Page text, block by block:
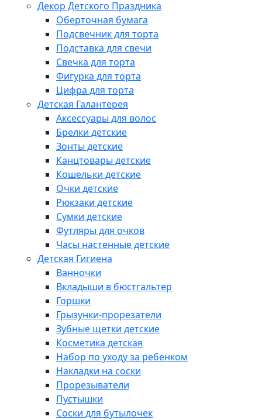
Декор Детского Праздника
Оберточная бумага
Подсвечник для торта
Подставка для свечи
Свечка для торта
Фигурка для торта
Цифра для торта
Детская Галантерея
Аксессуары для волос
Брелки детские
Зонты детские
Канцтовары детские
Кошельки детские
Очки детские
Рюкзаки детские
Сумки детские
Футляры для очков
Часы настенные детские
Детская Гигиена
Ванночки
Вкладыши в бюстгальтер
Горшки
Грызунки-прорезатели
Зубные щетки детские
Косметика детская
Набор по уходу за ребенком
Накладки на соски
Прорезыватели
Пустышки
Соски для бутылочек